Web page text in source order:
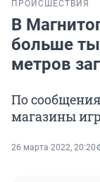
ПРОИСШЕСТВИЯ
В
больше
метров
По
магазины
26 марта 2022, 20:20